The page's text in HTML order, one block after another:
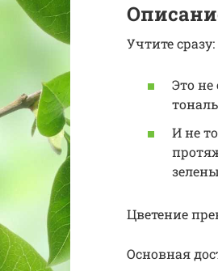
Учтите сразу:
Это не
И не
Цветение
Основная